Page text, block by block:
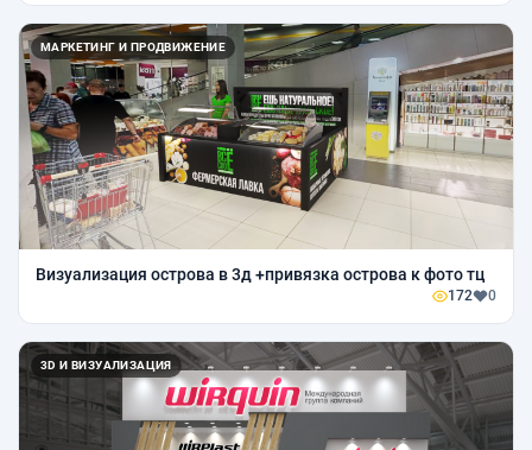
МАРКЕТИНГ И ПРОДВИЖЕНИЕ
Визуализация острова в 3д +привязка острова к фото тц
172 0
3D И ВИЗУАЛИЗАЦИЯ